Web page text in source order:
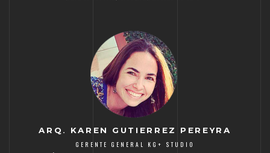
ARQ. KAREN GUTIERREZ PEREYRA
GERENTE GENERAL KG+ STUDIO